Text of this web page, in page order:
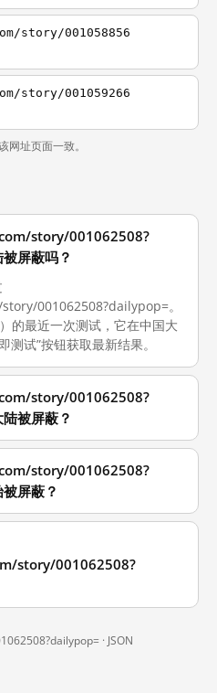
story/001058856
story/001059266
网址页面一致。
story/001062508?
屏蔽吗？
001062508?dailypop=。
的最近一次测试，它在中国大
测试”按钮获取最新结果。
story/001062508?
被屏蔽？
story/001062508?
屏蔽？
story/001062508?
· JSON